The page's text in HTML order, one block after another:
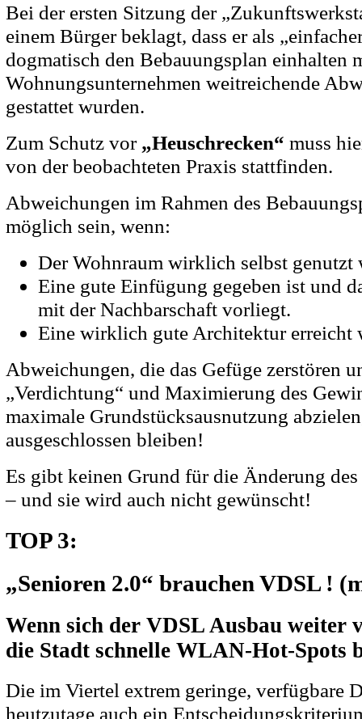
Bei der ersten Sitzung der
einem Bürger beklagt, dass er als
dogmatisch den Bebauungsplan einhalten
Wohnungsunternehmen weitreichende
gestattet wurden.
Zum Schutz vor „Heuschrecken“ muss
von der beobachteten Praxis stattfinden.
Abweichungen im Rahmen des
möglich sein, wenn:
Der Wohnraum wirklich selbst genutzt
Eine gute Einfügung gegeben ist und
mit der Nachbarschaft vorliegt.
Eine wirklich gute Architektur erreicht
Abweichungen, die das Gefüge zerstören
„Verdichtung“ und Maximierung des
maximale Grundstücksausnutzung
ausgeschlossen bleiben!
Es gibt keinen Grund für die Änderung
– und sie wird auch nicht gewünscht!
TOP 3:
„Senioren 2.0“ brauchen VDSL !
Wenn sich der VDSL Ausbau weiter
die Stadt schnelle WLAN-Hot-Spots
Die im Viertel extrem geringe, verfügbare
heutzutage auch ein